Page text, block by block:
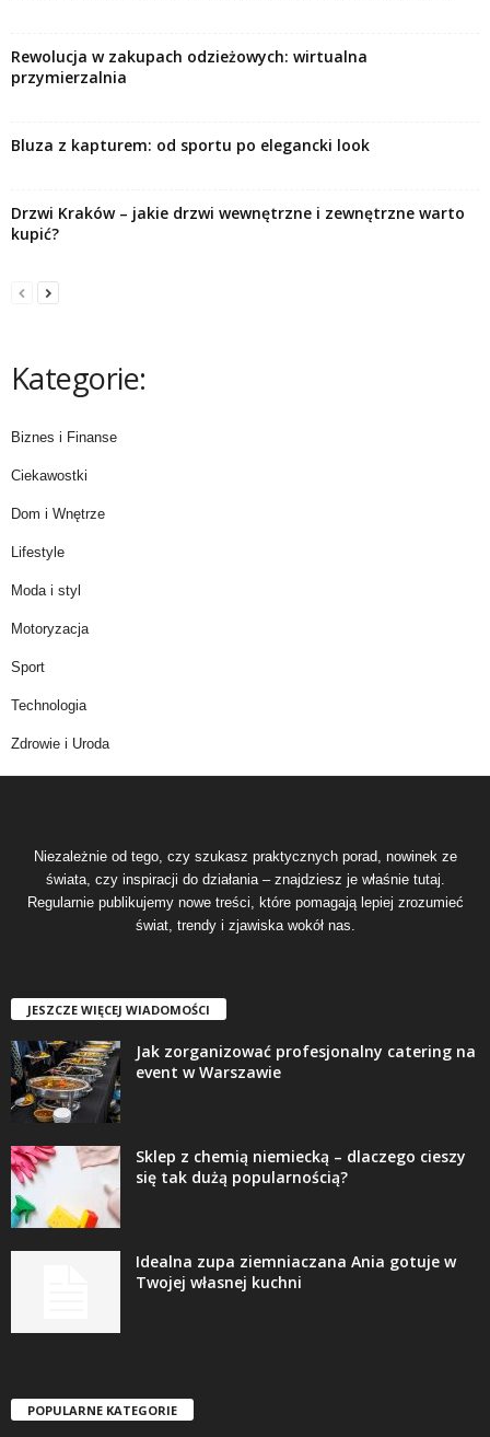
Rewolucja w zakupach odzieżowych: wirtualna
przymierzalnia
Bluza z kapturem: od sportu po elegancki look
Drzwi Kraków – jakie drzwi wewnętrzne i zewnętrzne warto
kupić?
Kategorie:
Biznes i Finanse
Ciekawostki
Dom i Wnętrze
Lifestyle
Moda i styl
Motoryzacja
Sport
Technologia
Zdrowie i Uroda
Niezależnie od tego, czy szukasz praktycznych porad, nowinek ze
świata, czy inspiracji do działania – znajdziesz je właśnie tutaj.
Regularnie publikujemy nowe treści, które pomagają lepiej zrozumieć
świat, trendy i zjawiska wokół nas.
JESZCZE WIĘCEJ WIADOMOŚCI
Jak zorganizować profesjonalny catering na
event w Warszawie
Sklep z chemią niemiecką – dlaczego cieszy
się tak dużą popularnością?
Idealna zupa ziemniaczana Ania gotuje w
Twojej własnej kuchni
POPULARNE KATEGORIE